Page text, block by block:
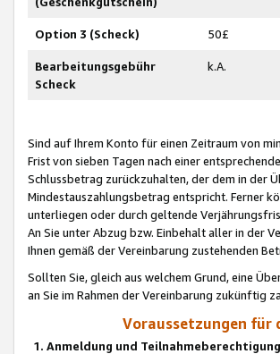
Option 3 (Scheck) 50£
Bearbeitungsgebühr
Scheck
k.A.
Sind auf Ihrem Konto für einen Zeitraum von
Frist von sieben Tagen nach einer
Schlussbetrag zurückzuhalten, der dem in der
Mindestauszahlungsbetrag entspricht. Ferner
unterliegen oder durch geltende
An Sie unter Abzug bzw. Einbehalt aller in der
Ihnen gemäß der Vereinbarung zustehenden
Sollten Sie, gleich aus welchem Grund, eine
an Sie im Rahmen der Vereinbarung zukünftig
Voraussetzungen für
1. Anmeldung und Teilnahmeberechtigung